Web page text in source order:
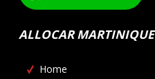
ALLOCAR MARTINIQUE
Home